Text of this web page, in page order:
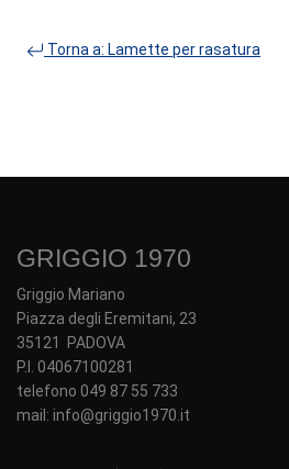
Torna a: Lamette per rasatura
GRIGGIO 1970
Griggio Mariano
Piazza degli Eremitani, 23
35121 PADOVA
P.I. 04067100281
telefono 049 87 55 733
mail: info@griggio1970.it